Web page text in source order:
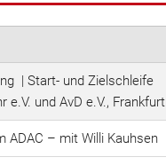
| Start- und Zielschleife
e.V. und AvD e.V., Frankfurt
ADAC – mit Willi Kauhsen